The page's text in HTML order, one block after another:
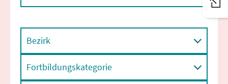
Bezirk
Fortbildungskategorie